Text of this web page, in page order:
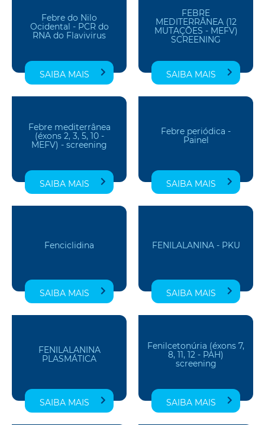
Febre do Nilo
Ocidental - PCR do
RNA do Flavivirus
SAIBA MAIS
FEBRE
MEDITERRÂNEA (12
MUTAÇÕES - MEFV)
SCREENING
SAIBA MAIS
Febre mediterrânea
(éxons 2, 3, 5, 10 -
MEFV) - screening
SAIBA MAIS
Febre periódica -
Painel
SAIBA MAIS
Fenciclidina
SAIBA MAIS
FENILALANINA - PKU
SAIBA MAIS
FENILALANINA
PLASMÁTICA
SAIBA MAIS
Fenilcetonúria (éxons 7,
8, 11, 12 - PAH)
screening
SAIBA MAIS